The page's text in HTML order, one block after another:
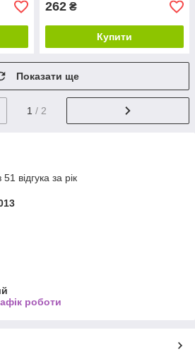
262 ₴
Купити
Показати ще
1 / 2
відгука за рік
роботи